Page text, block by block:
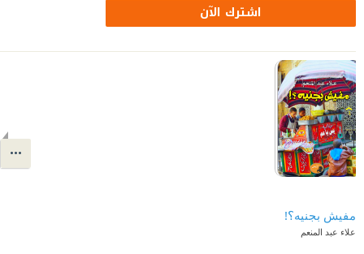
اشترك الآن
مفيش بجنيه؟!
علاء عبد المنعم